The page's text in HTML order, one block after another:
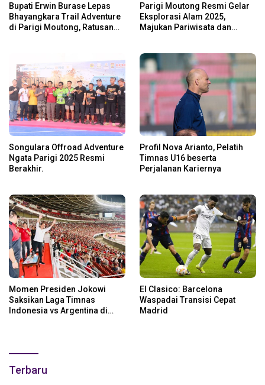
Bupati Erwin Burase Lepas
Bhayangkara Trail Adventure
di Parigi Moutong, Ratusan
Parigi Moutong Resmi Gelar
Eksplorasi Alam 2025,
Majukan Pariwisata dan
Songulara Offroad Adventure
Ngata Parigi 2025 Resmi
Berakhir.
Profil Nova Arianto, Pelatih
Timnas U16 beserta
Perjalanan Kariernya
Momen Presiden Jokowi
Saksikan Laga Timnas
Indonesia vs Argentina di
El Clasico: Barcelona
Waspadai Transisi Cepat
Madrid
Terbaru